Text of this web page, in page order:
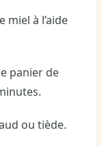
miel à l’aide
panier de
ou tiède.